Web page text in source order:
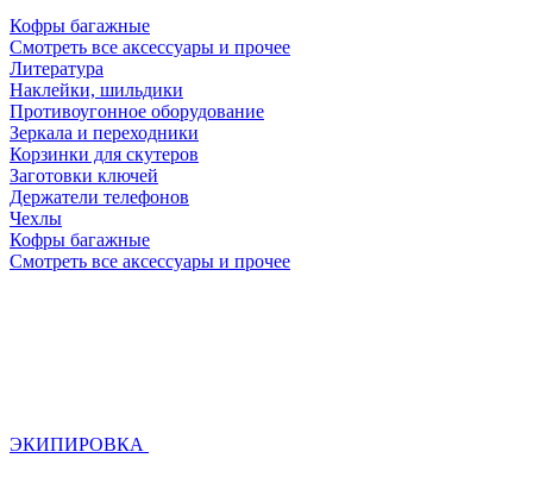
Кофры багажные
Смотреть все аксессуары и прочее
Литература
Наклейки, шильдики
Противоугонное оборудование
Зеркала и переходники
Корзинки для скутеров
Заготовки ключей
Держатели телефонов
Чехлы
Кофры багажные
Смотреть все аксессуары и прочее
ЭКИПИРОВКА